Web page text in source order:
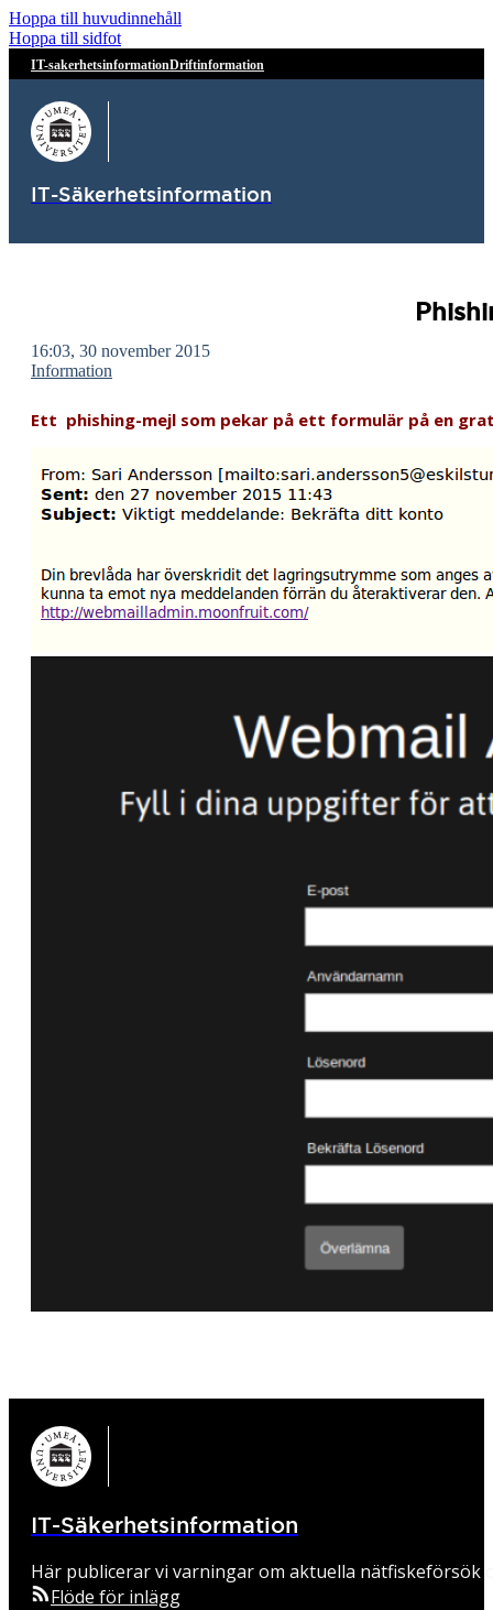
Hoppa till huvudinnehåll
Hoppa till sidfot
IT-sakerhetsinformationDriftinformation
IT-Säkerhetsinformation
16:03, 30 november 2015
Information
Ett phishing-mejl som pekar på ett formulär på en
IT-Säkerhetsinformation
Här publicerar vi varningar om aktuella
Flöde för inlägg